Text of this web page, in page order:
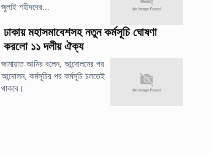
জুলাই শহীদদের...
ঢাকায় মহাসমাবেশসহ নতুন কর্মসূচি ঘোষণা
করলো ১১ দলীয় ঐক্য
জামায়াত আমির বলেন, আন্দোলনের পর
আন্দোলন, কর্মসূচির পর কর্মসূচি চলতেই
থাকবে।